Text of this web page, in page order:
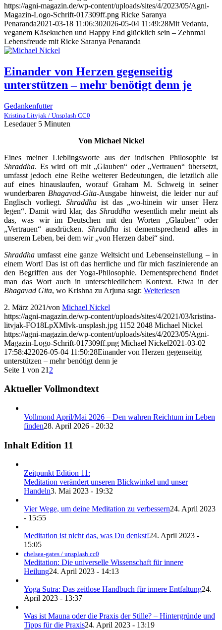
https://agni-magazin.de/wp-content/uploads/sites/4/2023/05/Agni-
Magazin-Logo-Schrift-017309ff.png Ricke Saranya
Penaranda2021-03-18 11:06:302026-05-04 11:49:28Mit Vedanta,
veganem Käsekuchen und Happy End glücklich sein – Zehnmal
Lebensfreude mit Ricke Saranya Penaranda
Einander von Herzen gegenseitig
unterstützen – mehr benötigt denn je
Gedankenfutter
Kristina Litvjak / Unsplash CC0
Lesedauer 5 Minuten
Von Michael Nickel
Eines meiner Lieblingsworte aus der indischen Philosophie ist
Shraddha. Es wird oft mit „Glauben“ oder „Vertrauen“ übersetzt,
umfasst jedoch eine Reihe weiterer Bedeutungen, die letztlich alle
auf eines hinauslaufen, worauf Graham M. Schweig in seiner
wunderbaren Bhagavad-Gita-Ausgabe hinweist, die leider nur auf
Englisch vorliegt. Shraddhaist das „wo-hinein wir unser Herz
legen“. Damit wird klar, dasShraddha wesentlich mehr meint als
das, was wir im Deutschen mit den Worten „Glauben“ oder
„Vertrauen“ ausdrücken.Shraddha ist dementsprechend alles in
unserem Leben, bei dem wir „von Herzen dabei“ sind.
Shraddha umfasst eine ganze Weltsicht und Lebenseinstellung – in
einem Wort! Das ist oft das herrliche und für mich faszinierende an
den Begriffen aus der Yoga-Philosophie. Dementsprechend findet
man das Wort auch in unterschiedlichem Kontext. Etwa in der
Bhagavad Gita, wo Krishna zu Arjuna sagt: Weiterlesen
2. März 2021/von Michael Nickel
https://agni-magazin.de/wp-content/uploads/sites/4/2021/03/kristina-
litvjak-FO18LpXMlvk-unsplash.jpg 1152 2048 Michael Nickel
https://agni-magazin.de/wp-content/uploads/sites/4/2023/05/Agni-
Magazin-Logo-Schrift-017309ff.png Michael Nickel2021-03-02
17:58:422026-05-04 11:50:28Einander von Herzen gegenseitig
unterstützen – mehr benötigt denn je
Seite 1 von 21 2
Aktueller Vollmondtext
Vollmond April/Mai 2026 – Den wahren Reichtum im Leben
finden28. April 2026 - 20:32
Inhalt Edition 11
Zeitpunkt Edition 11:
Meditation verändert unseren Blickwinkel und unser
Handeln3. Mai 2023 - 19:32
Vier Wege, um deine Meditation zu verbessern24. April 2023
- 15:55
Meditation ist nicht das, was Du denkst!24. April 2023 -
15:05
chelsea-gates / unsplash cc0
Meditation: Die universelle Wissenschaft für innere
Heilung24. April 2023 - 14:13
Yoga Sutra: Das zeitlose Handbuch für innere Entfaltung24.
April 2023 - 13:37
Was ist Mauna oder die Praxis der Stille? – Hintergründe und
Tipps für die Praxis24. April 2023 - 13:19